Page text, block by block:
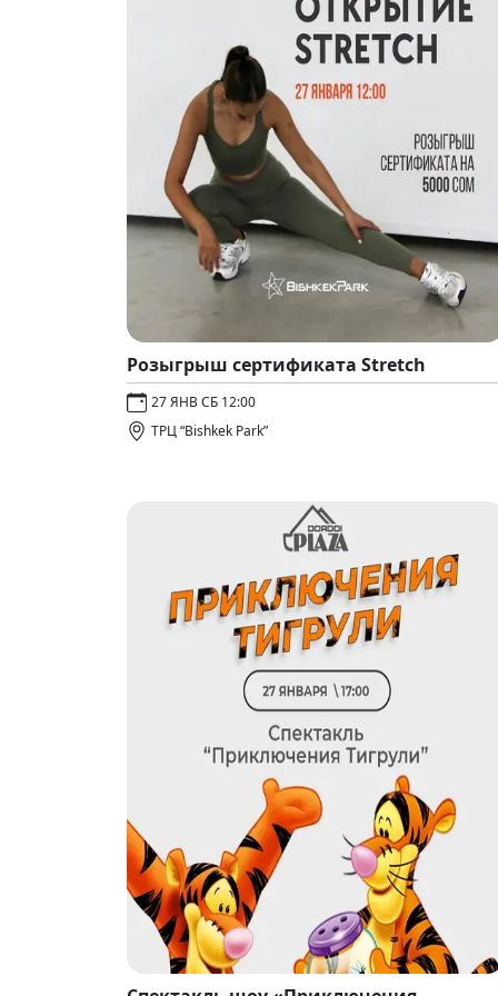
Розыгрыш сертификата Stretch
27 ЯНВ СБ 12:00
ТРЦ “Bishkek Park”